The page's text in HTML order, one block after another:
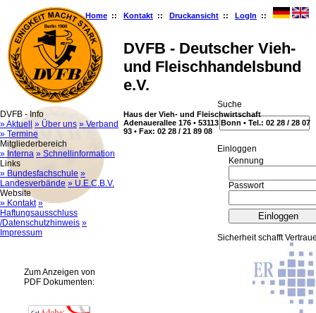
Home :: Kontakt :: Druckansicht :: LogIn ::
DVFB - Deutscher Vieh-
und Fleischhandelsbund
e.V.
Haus der Vieh- und Fleischwirtschaft
Adenauerallee 176 • 53113 Bonn • Tel.: 02 28 / 28 07
93 • Fax: 02 28 / 21 89 08
DVFB - Info
» Aktuell
» Über uns » Verband
» Termine
Mitgliederbereich
» Interna » Schnellinformation
Links
» Bundesfachschule »
Landesverbände » U.E.C.B.V.
Website
» Kontakt »
Haftungsausschluss
/Datenschutzhinweis »
Impressum
Zum Anzeigen von
PDF Dokumenten:
Suche
Ein­log­gen
Kennung
Passwort
Sicherheit schafft